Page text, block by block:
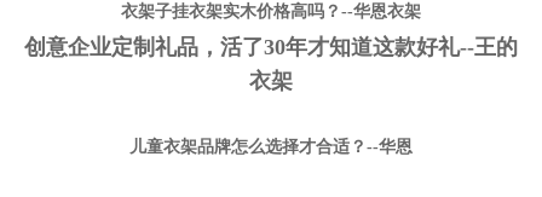
衣架子挂衣架实木价格高吗？--华恩衣架
创意企业定制礼品，活了30年才知道这款好礼--王的
衣架
儿童衣架品牌怎么选择才合适？--华恩